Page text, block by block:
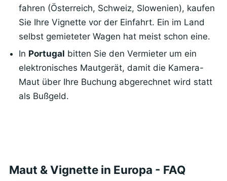
fahren (Österreich, Schweiz, Slowenien), kaufen
Sie Ihre Vignette vor der Einfahrt. Ein im Land
selbst gemieteter Wagen hat meist schon eine.
In Portugal bitten Sie den Vermieter um ein
elektronisches Mautgerät, damit die Kamera-
Maut über Ihre Buchung abgerechnet wird statt
als Bußgeld.
Maut & Vignette in Europa - FAQ